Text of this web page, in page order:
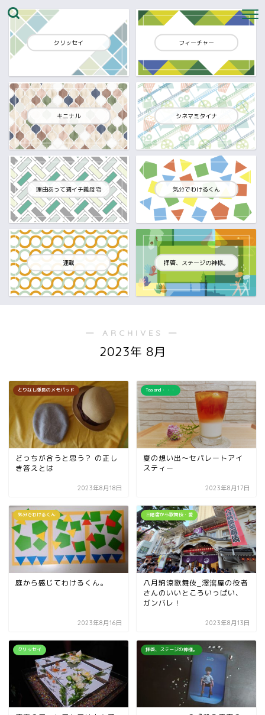
クリッセイ フィーチャー
キニナル シネマミタイナ
理由あって週イチ義母宅 気分でわけるくん
連載 拝啓、ステージの神様。
― ARCHIVES ―
2023年 8月
とりなし隊長のメモパッド
どっちが合うと思う？ の正し
き答えとは
2023年8月18日
Tea and・・・
夏の想い出～セパレートアイ
スティー
2023年8月17日
気分でわけるくん
庭から感じてわけるくん。
2023年8月16日
三階席から歌舞伎・愛
八月納涼歌舞伎_澤瀉屋の役者
さんのいいところいっぱい、
ガンバレ！
2023年8月13日
クリッセイ 拝啓、ステージの神様。